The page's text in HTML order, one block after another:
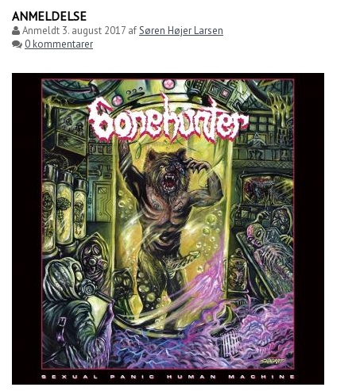
ANMELDELSE
Anmeldt 3. august 2017 afSøren Højer Larsen
0 kommentarer